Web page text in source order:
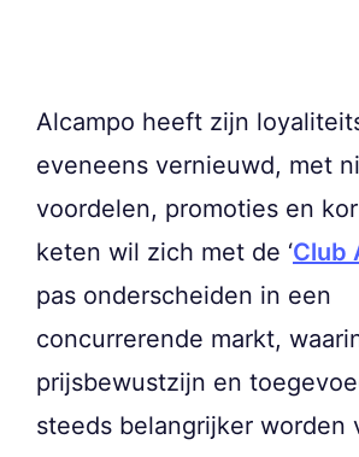
Alcampo heeft zijn
eveneens vernieuwd, met
voordelen, promoties en
keten wil zich met de ‘Club
pas onderscheiden in een
concurrerende markt,
prijsbewustzijn en
steeds belangrijker worden